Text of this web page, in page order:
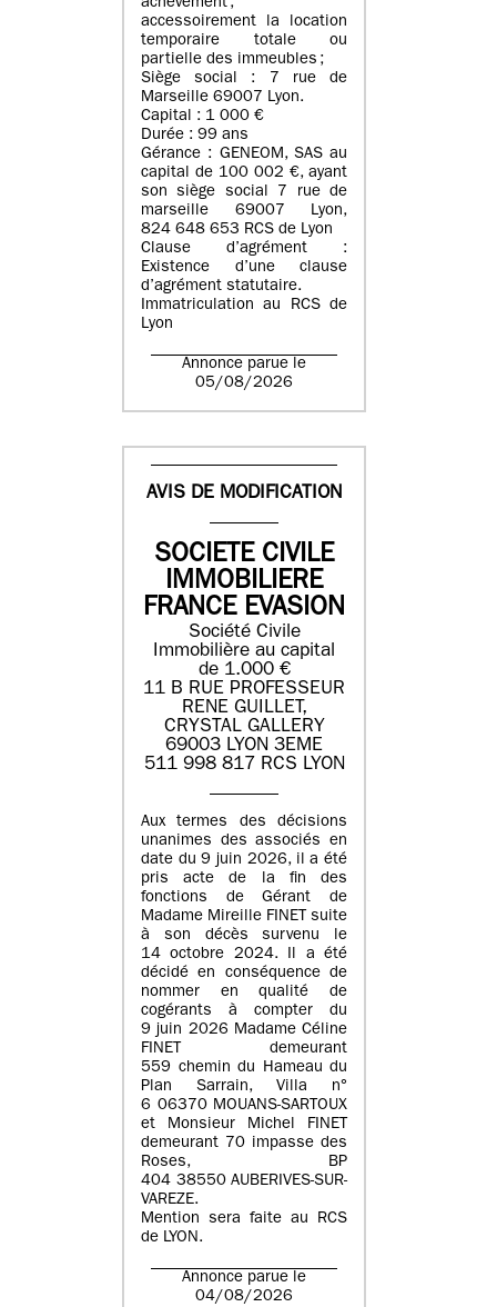
achèvement ;
accessoirement la location
temporaire totale ou
partielle des immeubles ;
Siège social : 7 rue de
Marseille 69007 Lyon.
Capital : 1 000 €
Durée : 99 ans
Gérance : GENEOM, SAS au
capital de 100 002 €, ayant
son siège social 7 rue de
marseille 69007 Lyon,
824 648 653 RCS de Lyon
Clause d’agrément :
Existence d’une clause
d’agrément statutaire.
Immatriculation au RCS de
Lyon
Annonce parue le
05/08/2026
AVIS DE MODIFICATION
SOCIETE CIVILE
IMMOBILIERE
FRANCE EVASION
Société Civile
Immobilière au capital
de 1.000 €
11 B RUE PROFESSEUR
RENE GUILLET,
CRYSTAL GALLERY
69003 LYON 3EME
511 998 817 RCS LYON
Aux termes des décisions
unanimes des associés en
date du 9 juin 2026, il a été
pris acte de la fin des
fonctions de Gérant de
Madame Mireille FINET suite
à son décès survenu le
14 octobre 2024. Il a été
décidé en conséquence de
nommer en qualité de
cogérants à compter du
9 juin 2026 Madame Céline
FINET demeurant
559 chemin du Hameau du
Plan Sarrain, Villa n°
6 06370 MOUANS-SARTOUX
et Monsieur Michel FINET
demeurant 70 impasse des
Roses, BP
404 38550 AUBERIVES-SUR-
VAREZE.
Mention sera faite au RCS
de LYON.
Annonce parue le
04/08/2026